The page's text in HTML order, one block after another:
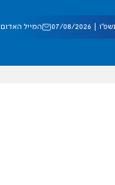
08/2026 המייל האדום